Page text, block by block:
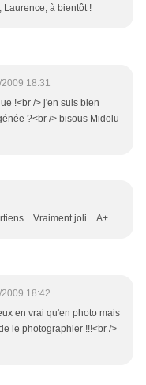
Laurence, à bientôt !
18:31
!<br /> j'en suis bien
?<br /> bisous Midolu
joli....A+
18:42
en vrai qu'en photo mais
le photographier !!!<br />